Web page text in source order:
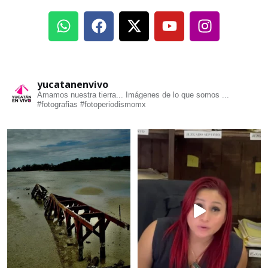
yucatanenvivo
Amamos nuestra tierra... Imágenes de lo que somos ...
#fotografias #fotoperiodismomx